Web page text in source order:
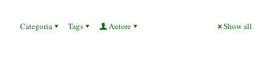
Categoria Tags Autore Show all